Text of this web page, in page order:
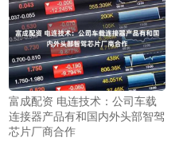
富成配资 电连技术：公司车载
连接器产品有和国内外头部智驾
芯片厂商合作